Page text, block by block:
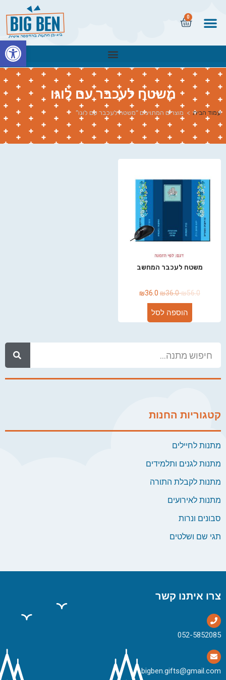
0
משטח לעכבר עם לוגו
עמוד הבית > מוצרים המתויגים “משטח לעכבר עם לוגו”
קטגוריות החנות
מתנות לחיילים
מתנות לגנים ותלמידים
מתנות לקבלת התורה
מתנות לאירועים
סבונים ונרות
תגי שם ושלטים
משטח לעכבר המחשב
₪56.0
₪36.0
₪36.0
הוספה לסל
צרו איתנו קשר
bigben.gifts@gmail.com